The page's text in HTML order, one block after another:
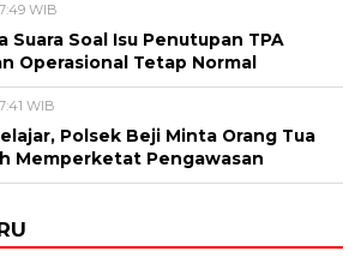
WIB
Suara Soal Isu Penutupan TPA
Operasional Tetap Normal
WIB
Polsek Beji Minta Orang Tua
Memperketat Pengawasan